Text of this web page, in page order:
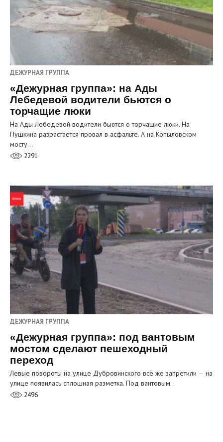
ДЕЖУРНАЯ ГРУППА
«Дежурная группа»: на Ады
Лебедевой водители бьются о
торчащие люки
На Ады Лебедевой водители бьются о торчащие люки. На
Пушкина разрастается провал в асфальте. А на Копыловском
мосту…
2291
ДЕЖУРНАЯ ГРУППА
«Дежурная группа»: под вантовым
мостом сделают пешеходный
переход
Левые повороты на улице Дубровинского всё же запретили — на
улице появилась сплошная разметка. Под вантовым…
2496